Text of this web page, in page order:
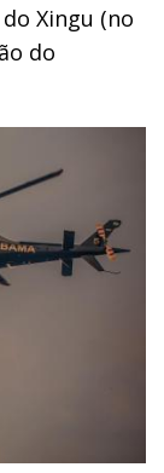
Xingu (no
do